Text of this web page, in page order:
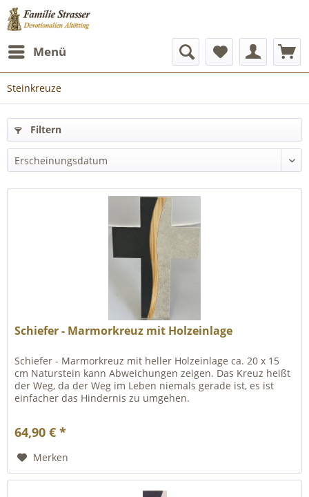
Menü
Steinkreuze
Filtern
Schiefer - Marmorkreuz mit Holzeinlage
Schiefer - Marmorkreuz mit heller Holzeinlage ca. 20 x 15
cm Naturstein kann Abweichungen zeigen. Das Kreuz heißt
der Weg, da der Weg im Leben niemals gerade ist, es ist
einfacher das Hindernis zu umgehen.
64,90 € *
Merken